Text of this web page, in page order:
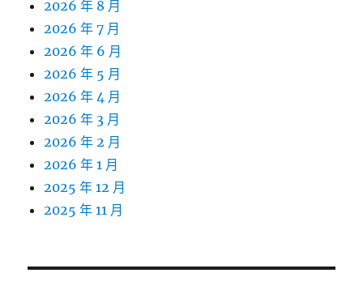
2026 年 8 月
2026 年 7 月
2026 年 6 月
2026 年 5 月
2026 年 4 月
2026 年 3 月
2026 年 2 月
2026 年 1 月
2025 年 12 月
2025 年 11 月